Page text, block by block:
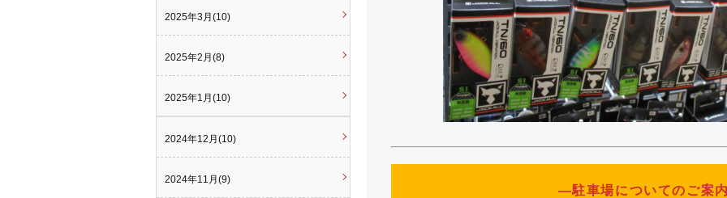
―駐車場についてのご案
2025年3月(10)
2025年2月(8)
2025年1月(10)
2024年12月(10)
2024年11月(9)